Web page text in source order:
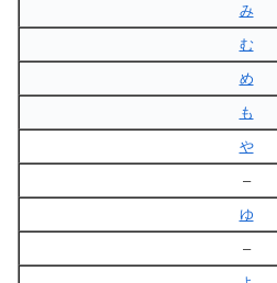
み
む
め
も
や
–
ゆ
–